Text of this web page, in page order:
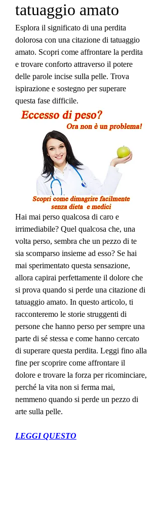
tatuaggio amato
Esplora il significato di una perdita
dolorosa con una citazione di tatuaggio
amato. Scopri come affrontare la perdita
e trovare conforto attraverso il potere
delle parole incise sulla pelle. Trova
ispirazione e sostegno per superare
questa fase difficile.
Hai mai perso qualcosa di caro e
irrimediabile? Quel qualcosa che, una
volta perso, sembra che un pezzo di te
sia scomparso insieme ad esso? Se hai
mai sperimentato questa sensazione,
allora capirai perfettamente il dolore che
si prova quando si perde una citazione di
tatuaggio amato. In questo articolo, ti
racconteremo le storie struggenti di
persone che hanno perso per sempre una
parte di sé stessa e come hanno cercato
di superare questa perdita. Leggi fino alla
fine per scoprire come affrontare il
dolore e trovare la forza per ricominciare,
perché la vita non si ferma mai,
nemmeno quando si perde un pezzo di
arte sulla pelle.
LEGGI QUESTO